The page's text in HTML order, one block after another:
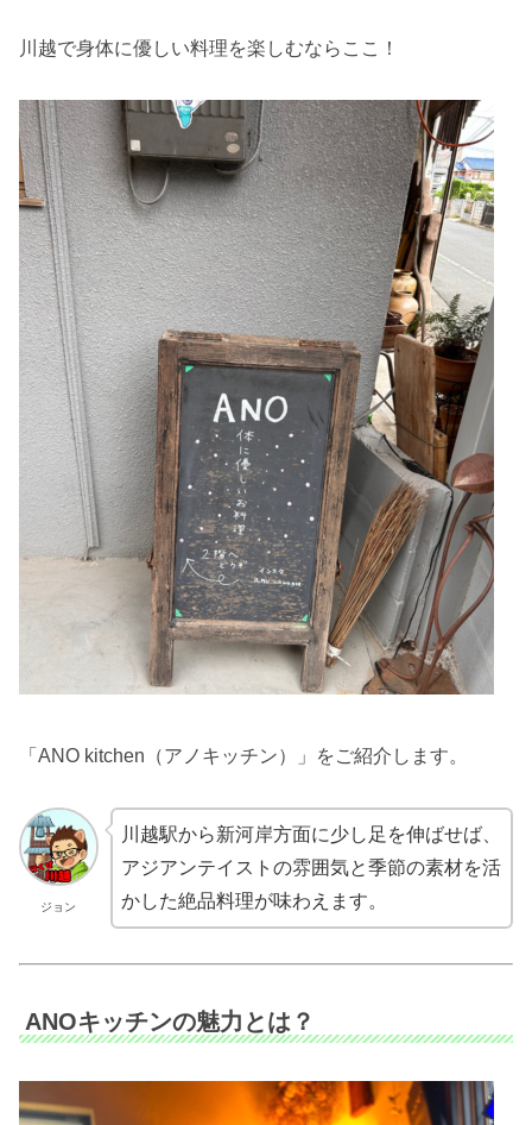
川越で身体に優しい料理を楽しむならここ！
「ANO kitchen（アノキッチン）」をご紹介します。
ジョン
川越駅から新河岸方面に少し足を伸ばせば、
アジアンテイストの雰囲気と季節の素材を活
かした絶品料理が味わえます。
ANOキッチンの魅力とは？